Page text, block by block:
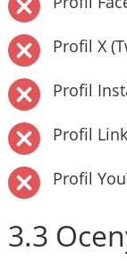
Profil X
Profil
Profil
Profil
3.3